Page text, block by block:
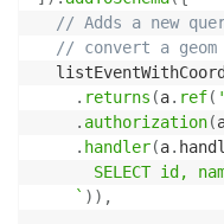
// Adds a new
// convert a
. returns (a. ref(
. authorization(
. handler(a.
SELECT id,
` ) ) ,